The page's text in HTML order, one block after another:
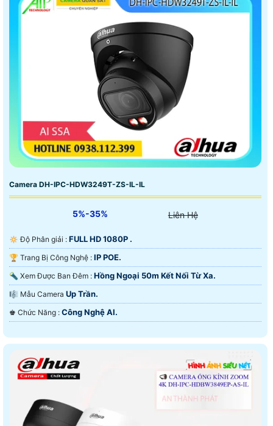
Camera DH-IPC-HDW3249T-ZS-IL-IL
5%-35% Liên Hệ
🔅 Độ Phân giải : FULL HD 1080P .
🏆 Trang Bị Công Nghệ : IP POE.
🔦 Xem Được Ban Đêm : Hồng Ngoại 50m Kết Nối Từ Xa.
🎼️ Mẫu Camera Up Trần.
️♚ Chức Năng : Công Nghệ AI.